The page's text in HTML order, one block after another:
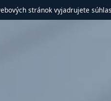
stránok vyjadrujete